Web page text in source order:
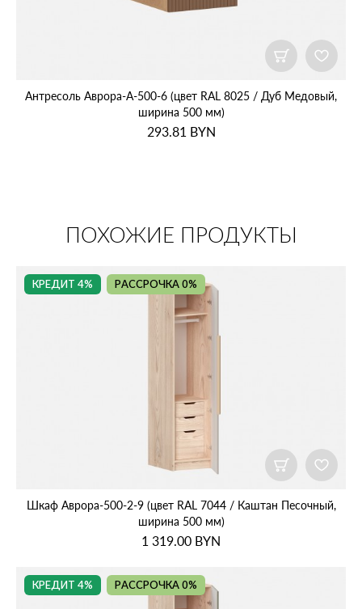
Антресоль Аврора‑А‑500‑6 (цвет RAL 8025 / Дуб Медовый,
ширина 500 мм)
293.81 BYN
ПОХОЖИЕ ПРОДУКТЫ
КРЕДИТ 4% РАССРОЧКА 0%
Шкаф Аврора‑500‑2‑9 (цвет RAL 7044 / Каштан Песочный,
ширина 500 мм)
1 319.00 BYN
КРЕДИТ 4% РАССРОЧКА 0%